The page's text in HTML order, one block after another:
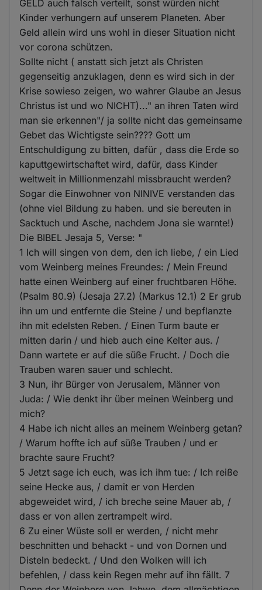
GELD auch falsch verteilt, sonst würden nicht
Kinder verhungern auf unserem Planeten. Aber
Geld allein wird uns wohl in dieser Situation nicht
vor corona schützen.
Sollte nicht ( anstatt sich jetzt als Christen
gegenseitig anzuklagen, denn es wird sich in der
Krise sowieso zeigen, wo wahrer Glaube an Jesus
Christus ist und wo NICHT)..." an ihren Taten wird
man sie erkennen"/ ja sollte nicht das gemeinsame
Gebet das Wichtigste sein???? Gott um
Entschuldigung zu bitten, dafür , dass die Erde so
kaputtgewirtschaftet wird, dafür, dass Kinder
weltweit in Millionmenzahl missbraucht werden?
Sogar die Einwohner von NINIVE verstanden das
(ohne viel Bildung zu haben. und sie bereuten in
Sacktuch und Asche, nachdem Jona sie warnte!)
Die BIBEL Jesaja 5, Verse: "
1 Ich will singen von dem, den ich liebe, / ein Lied
vom Weinberg meines Freundes: / Mein Freund
hatte einen Weinberg auf einer fruchtbaren Höhe.
(Psalm 80.9) (Jesaja 27.2) (Markus 12.1) 2 Er grub
ihn um und entfernte die Steine / und bepflanzte
ihn mit edelsten Reben. / Einen Turm baute er
mitten darin / und hieb auch eine Kelter aus. /
Dann wartete er auf die süße Frucht. / Doch die
Trauben waren sauer und schlecht.
3 Nun, ihr Bürger von Jerusalem, Männer von
Juda: / Wie denkt ihr über meinen Weinberg und
mich?
4 Habe ich nicht alles an meinem Weinberg getan?
/ Warum hoffte ich auf süße Trauben / und er
brachte saure Frucht?
5 Jetzt sage ich euch, was ich ihm tue: / Ich reiße
seine Hecke aus, / damit er von Herden
abgeweidet wird, / ich breche seine Mauer ab, /
dass er von allen zertrampelt wird.
6 Zu einer Wüste soll er werden, / nicht mehr
beschnitten und behackt - und von Dornen und
Disteln bedeckt. / Und den Wolken will ich
befehlen, / dass kein Regen mehr auf ihn fällt. 7